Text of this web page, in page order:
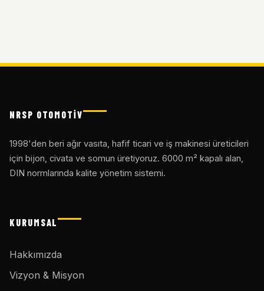
NRSP OTOMOTİV
1998'den beri ağır vasıta, hafif ticari ve iş makinesi üreticileri
için bijon, civata ve somun üretiyoruz. 6000 m² kapalı alan,
DIN normlarında kalite yönetim sistemi.
KURUMSAL
Hakkımızda
Vizyon & Misyon